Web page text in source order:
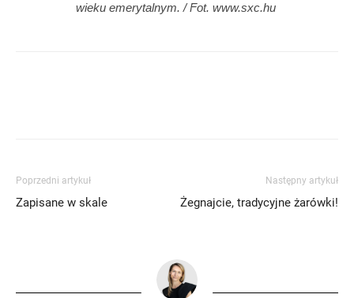
wieku emerytalnym. / Fot. www.sxc.hu
Poprzedni artykuł
Zapisane w skale
Następny artykuł
Żegnajcie, tradycyjne żarówki!